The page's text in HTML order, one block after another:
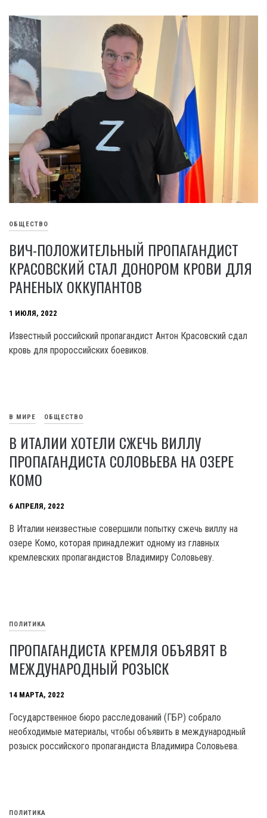
ОБЩЕСТВО
ВИЧ-ПОЛОЖИТЕЛЬНЫЙ ПРОПАГАНДИСТ
КРАСОВСКИЙ СТАЛ ДОНОРОМ КРОВИ ДЛЯ
РАНЕНЫХ ОККУПАНТОВ
1 ИЮЛЯ, 2022
Известный российский пропагандист Антон Красовский сдал
кровь для пророссийских боевиков.
В МИРЕ ОБЩЕСТВО
В ИТАЛИИ ХОТЕЛИ СЖЕЧЬ ВИЛЛУ
ПРОПАГАНДИСТА СОЛОВЬЕВА НА ОЗЕРЕ
КОМО
6 АПРЕЛЯ, 2022
В Италии неизвестные совершили попытку сжечь виллу на
озере Комо, которая принадлежит одному из главных
кремлевских пропагандистов Владимиру Соловьеву.
ПОЛИТИКА
ПРОПАГАНДИСТА КРЕМЛЯ ОБЪЯВЯТ В
МЕЖДУНАРОДНЫЙ РОЗЫСК
14 МАРТА, 2022
Государственное бюро расследований (ГБР) собрало
необходимые материалы, чтобы объявить в международный
розыск российского пропагандиста Владимира Соловьева.
ПОЛИТИКА